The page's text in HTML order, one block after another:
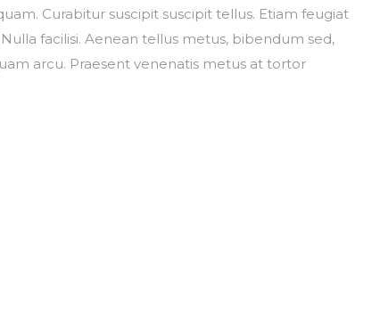
MÚSICA NUEVA, EVENTOS Y MÁS DE MIGUEL
Curabitur suscipit suscipit tellus. Etiam feugiat
facilisi. Aenean tellus metus, bibendum sed,
arcu. Praesent venenatis metus at tortor